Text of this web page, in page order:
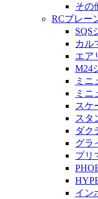
その
RCプレー
SQS
カル
エア
M24
ミニ
ミニ
スケ
スタ
ダク
グラ
プリ
イン